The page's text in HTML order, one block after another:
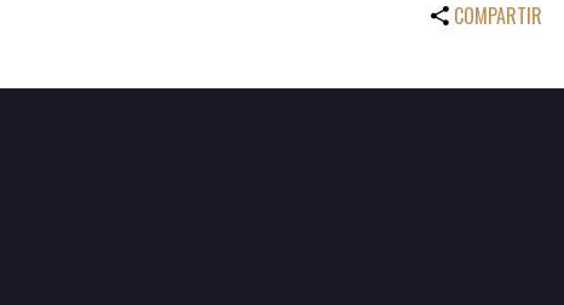
COMPARTIR